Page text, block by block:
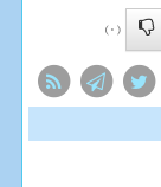
(0)